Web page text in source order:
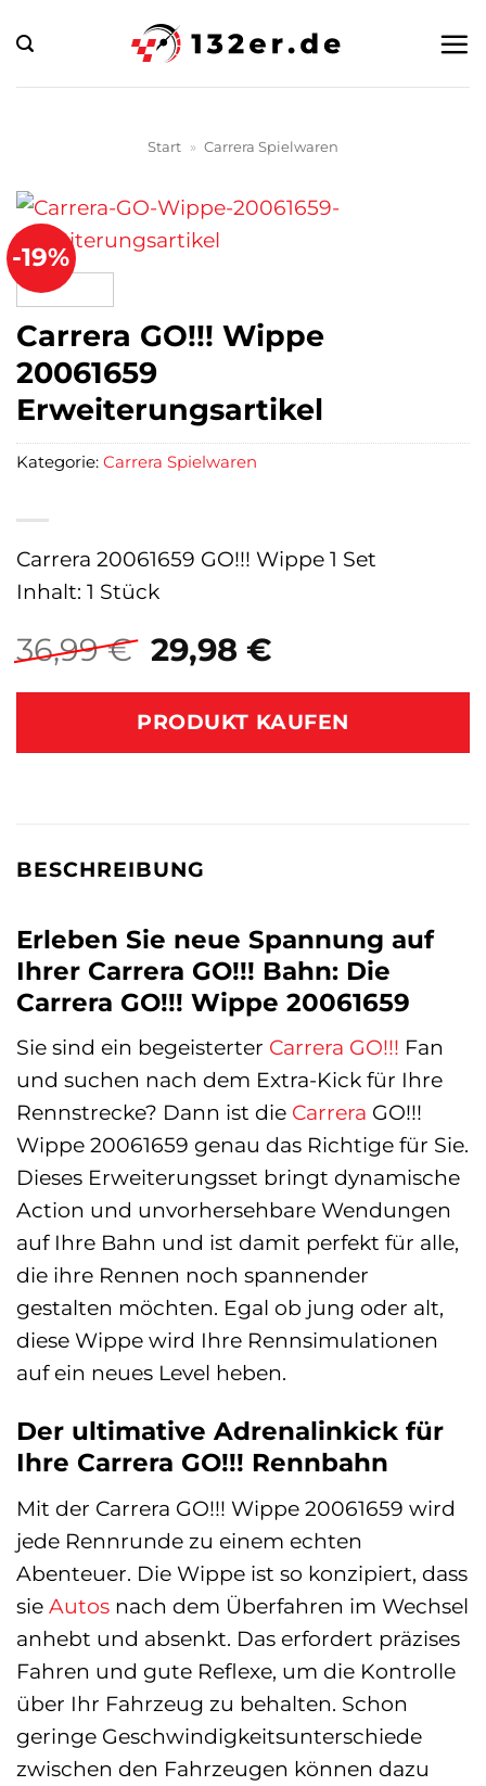
Inhalt
springen
Start » Carrera Spielwaren
-19%
Carrera GO!!! Wippe
20061659
Erweiterungsartikel
36,99€ Ursprünglicher
Preis
war:
36,99 €
29,98 €Aktueller
ist:
29,98 €.
Carrera 20061659 GO!!! Wippe 1 Set
Inhalt: 1 Stück
PRODUKT KAUFEN
Kategorie: Carrera Spielwaren
BESCHREIBUNG
Erleben Sie neue Spannung auf
Ihrer Carrera GO!!! Bahn: Die
Carrera GO!!! Wippe 20061659
Sie sind ein begeisterter Carrera GO!!! Fan
und suchen nach dem Extra-Kick für Ihre
Rennstrecke? Dann ist die Carrera GO!!!
Wippe 20061659 genau das Richtige für Sie.
Dieses Erweiterungsset bringt dynamische
Action und unvorhersehbare Wendungen
auf Ihre Bahn und ist damit perfekt für alle,
die ihre Rennen noch spannender
gestalten möchten. Egal ob jung oder alt,
diese Wippe wird Ihre Rennsimulationen
auf ein neues Level heben.
Der ultimative Adrenalinkick für
Ihre Carrera GO!!! Rennbahn
Mit der Carrera GO!!! Wippe 20061659 wird
jede Rennrunde zu einem echten
Abenteuer. Die Wippe ist so konzipiert, dass
sie Autos nach dem Überfahren im Wechsel
anhebt und absenkt. Das erfordert präzises
Fahren und gute Reflexe, um die Kontrolle
über Ihr Fahrzeug zu behalten. Schon
geringe Geschwindigkeitsunterschiede
zwischen den Fahrzeugen können dazu